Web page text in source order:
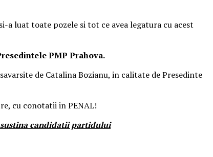
a luat toate pozele si tot ce avea legatura cu acest
PMP Prahova.
de Catalina Bozianu, in calitate de Presedinte
cu conotatii in PENAL!
sustina candidatii partidului